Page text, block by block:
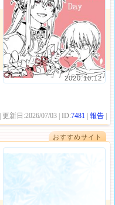
2020.10.12
| 更新日:2026/07/03 | ID:7481 |報告
おすすめサイト